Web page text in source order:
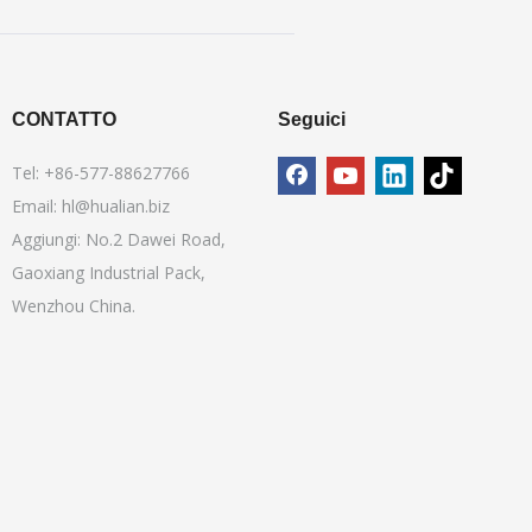
CONTATTO
Tel: +86-577-88627766
Email: hl@hualian.biz
Aggiungi: No.2 Dawei Road,
Gaoxiang Industrial Pack,
Wenzhou China.
Seguici